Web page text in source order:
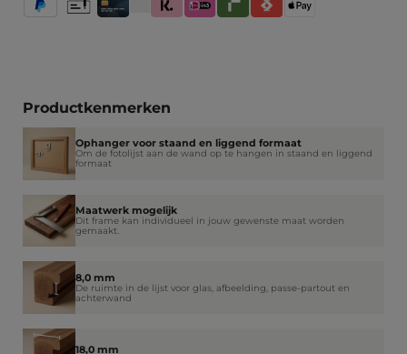
PayPal Creditcard / BetaalpasKlarna (Achteraf betalen / In delen betalen /
iDeal IN3RivertySatispayApple Pay
Vooruitbetaling
Productkenmerken
Ophanger voor staand en liggend formaat
Om de fotolijst aan de wand op te hangen in staand en liggend
formaat
Maatwerk mogelijk
Dit frame kan individueel in jouw gewenste maat worden
gemaakt.
8,0 mm
De ruimte in de lijst voor glas, afbeelding, passe-partout en
achterwand
18,0 mm